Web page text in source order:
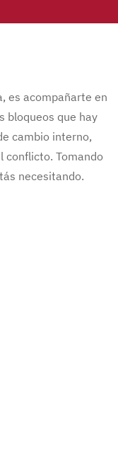
es acompañarte en
bloqueos que hay
cambio interno,
conflicto. Tomando
necesitando.